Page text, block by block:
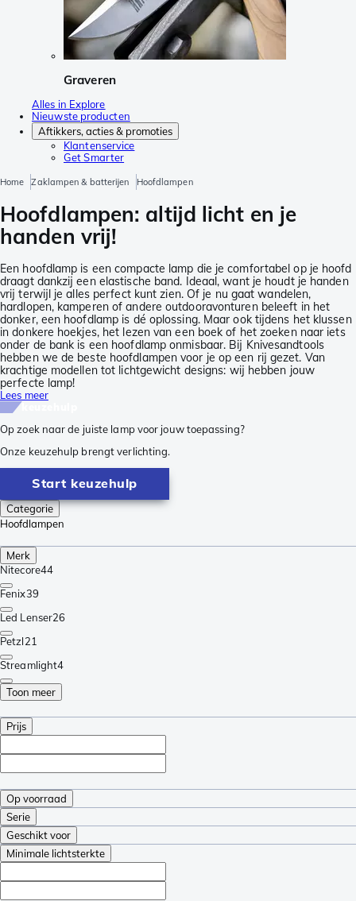
Graveren
Alles in Explore
Nieuwste producten
Aftikkers, acties & promoties
Klantenservice
Get Smarter
Home Zaklampen & batterijen Hoofdlampen
Hoofdlampen: altijd licht en je
handen vrij!
Een hoofdlamp is een compacte lamp die je comfortabel op je hoofd
draagt dankzij een elastische band. Ideaal, want je houdt je handen
vrij terwijl je alles perfect kunt zien. Of je nu gaat wandelen,
hardlopen, kamperen of andere outdooravonturen beleeft in het
donker, een hoofdlamp is dé oplossing. Maar ook tijdens het klussen
in donkere hoekjes, het lezen van een boek of het zoeken naar iets
onder de bank is een hoofdlamp onmisbaar. Bij Knivesandtools
hebben we de beste hoofdlampen voor je op een rij gezet. Van
krachtige modellen tot lichtgewicht designs: wij hebben jouw
perfecte lamp!
Lees meer
Op zoek naar de juiste lamp voor jouw toepassing?
Onze keuzehulp brengt verlichting.
Start keuzehulp
Categorie
Hoofdlampen
Merk
Nitecore44
Fenix39
Led Lenser26
Petzl21
Streamlight4
Toon meer
Prijs
Op voorraad
Serie
Geschikt voor
Minimale lichtsterkte